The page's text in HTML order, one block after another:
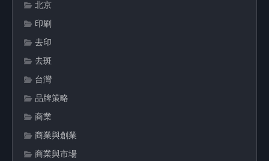
北京
印刷
去印
去斑
台灣
品牌策略
商業
商業與創業
商業與市場